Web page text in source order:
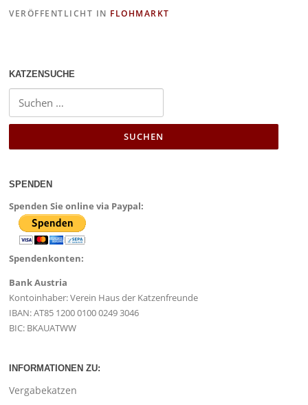
b
o
k
d
n
VERÖFFENTLICHT IN FLOHMARKT
KATZENSUCHE
SPENDEN
Spenden Sie online via Paypal:
Spendenkonten:
Bank Austria
Kontoinhaber: Verein Haus der Katzenfreunde
IBAN: AT85 1200 0100 0249 3046
BIC: BKAUATWW
INFORMATIONEN ZU:
Vergabekatzen